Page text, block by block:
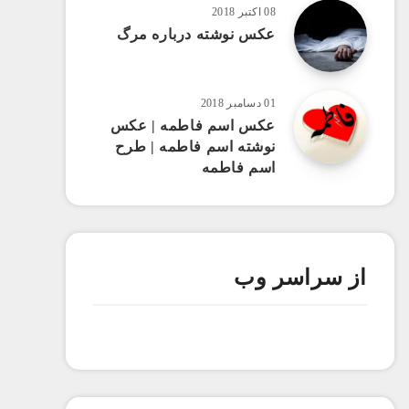
08 اکتبر 2018
عکس نوشته درباره مرگ
01 دسامبر 2018
عکس اسم فاطمه | عکس
نوشته اسم فاطمه | طرح
اسم فاطمه
از سراسر وب